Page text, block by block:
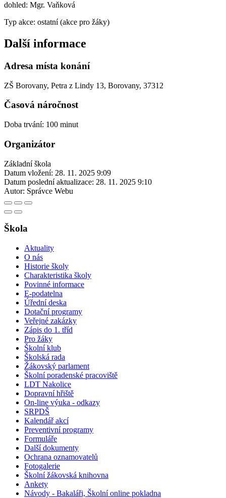
dohled: Mgr. Vaňková
Typ akce: ostatní (akce pro žáky)
Další informace
Adresa místa konání
ZŠ Borovany, Petra z Lindy 13, Borovany, 37312
Časová náročnost
Doba trvání: 100 minut
Organizátor
Základní škola
Datum vložení: 28. 11. 2025 9:09
Datum poslední aktualizace: 28. 11. 2025 9:10
Autor: Správce Webu
Škola
Aktuality
O nás
Historie školy
Charakteristika školy
Povinné informace
E-podatelna
Úřední deska
Dotační programy
Veřejné zakázky
Zápis do 1. tříd
Pro žáky
Školní klub
Školská rada
Žákovský parlament
Školní poradenské pracoviště
LDT Nakolice
Dopravní hřiště
On-line výuka - odkazy
SRPDŠ
Kalendář akcí
Preventivní programy
Formuláře
Další dokumenty
Ochrana oznamovatelů
Fotogalerie
Školní žákovská knihovna
Ankety
Návody - Bakaláři, Školní online pokladna